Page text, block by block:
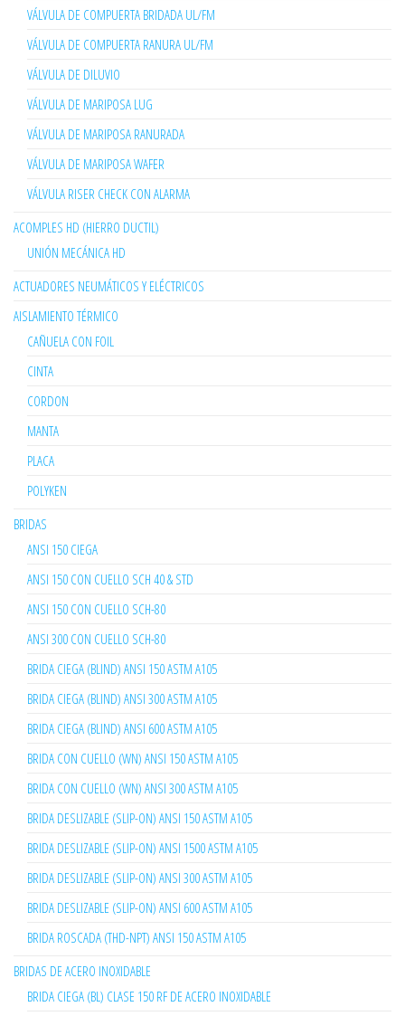
VÁLVULA DE COMPUERTA BRIDADA UL/FM
VÁLVULA DE COMPUERTA RANURA UL/FM
VÁLVULA DE DILUVIO
VÁLVULA DE MARIPOSA LUG
VÁLVULA DE MARIPOSA RANURADA
VÁLVULA DE MARIPOSA WAFER
VÁLVULA RISER CHECK CON ALARMA
ACOMPLES HD (HIERRO DUCTIL)
UNIÓN MECÁNICA HD
ACTUADORES NEUMÁTICOS Y ELÉCTRICOS
AISLAMIENTO TÉRMICO
CAÑUELA CON FOIL
CINTA
CORDON
MANTA
PLACA
POLYKEN
BRIDAS
ANSI 150 CIEGA
ANSI 150 CON CUELLO SCH 40 & STD
ANSI 150 CON CUELLO SCH-80
ANSI 300 CON CUELLO SCH-80
BRIDA CIEGA (BLIND) ANSI 150 ASTM A105
BRIDA CIEGA (BLIND) ANSI 300 ASTM A105
BRIDA CIEGA (BLIND) ANSI 600 ASTM A105
BRIDA CON CUELLO (WN) ANSI 150 ASTM A105
BRIDA CON CUELLO (WN) ANSI 300 ASTM A105
BRIDA DESLIZABLE (SLIP-ON) ANSI 150 ASTM A105
BRIDA DESLIZABLE (SLIP-ON) ANSI 1500 ASTM A105
BRIDA DESLIZABLE (SLIP-ON) ANSI 300 ASTM A105
BRIDA DESLIZABLE (SLIP-ON) ANSI 600 ASTM A105
BRIDA ROSCADA (THD-NPT) ANSI 150 ASTM A105
BRIDAS DE ACERO INOXIDABLE
BRIDA CIEGA (BL) CLASE 150 RF DE ACERO INOXIDABLE